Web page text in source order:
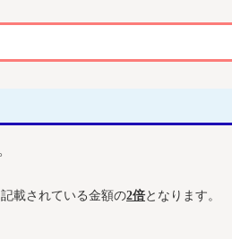
載されている金額の2倍となります。